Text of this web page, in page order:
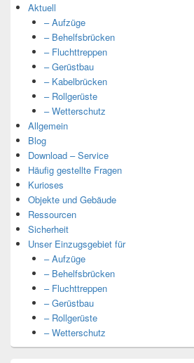
Aktuell
– Aufzüge
– Behelfsbrücken
– Fluchttreppen
– Gerüstbau
– Kabelbrücken
– Rollgerüste
– Wetterschutz
Allgemein
Blog
Download – Service
Häufig gestellte Fragen
Kurioses
Objekte und Gebäude
Ressourcen
Sicherheit
Unser Einzugsgebiet für
– Aufzüge
– Behelfsbrücken
– Fluchttreppen
– Gerüstbau
– Rollgerüste
– Wetterschutz